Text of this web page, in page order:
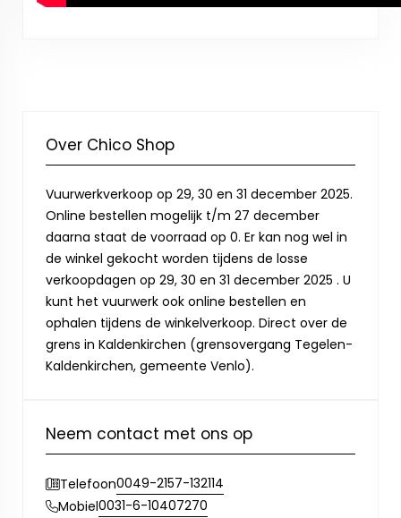
Over Chico Shop
Vuurwerkverkoop op 29, 30 en 31 december 2025.
Online bestellen mogelijk t/m 27 december
daarna staat de voorraad op 0. Er kan nog wel in
de winkel gekocht worden tijdens de losse
verkoopdagen op 29, 30 en 31 december 2025 . U
kunt het vuurwerk ook online bestellen en
ophalen tijdens de winkelverkoop. Direct over de
grens in Kaldenkirchen (grensovergang Tegelen-
Kaldenkirchen, gemeente Venlo).
Neem contact met ons op
Telefoon0049-2157-132114
Mobiel0031-6-10407270